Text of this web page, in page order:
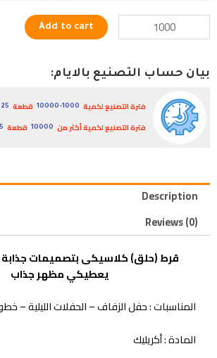
Add to cart
بيان حساب التصنيع بالايام:
فترة التصنيع لكمية 10000-1000 قطعة 25
فترة التصنيع لكمية أكثر من
10000 قطعة
Description
Reviews (0)
قرط (حلق) كلاسيكى بتصميمات جذابة
يعطيكي مظهر جذاب
المناسبات : حفل الزفاف – الحفلات الليلية –
المادة : أكريليك